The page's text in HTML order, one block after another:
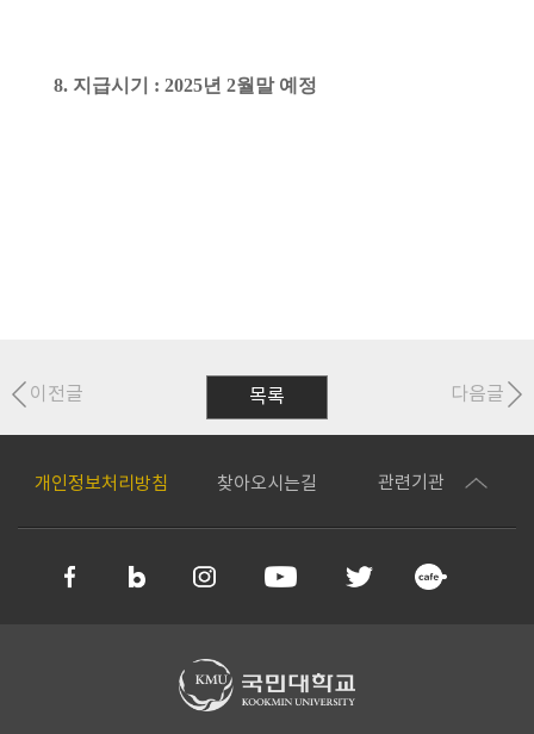
8. 지급시기 : 2025년 2월말 예정
목록
이전글 다음글
개인정보처리방침 찾아오시는길 관련기관